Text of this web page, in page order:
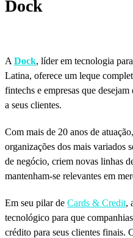
Dock
A Dock, líder em tecnologia
Latina, oferece um leque
fintechs e empresas que
a seus clientes.
Com mais de 20 anos de
organizações dos mais variados
de negócio, criem novas linhas
mantenham-se relevantes em
Em seu pilar de Cards & Credit,
tecnológico para que
crédito para seus clientes finais.